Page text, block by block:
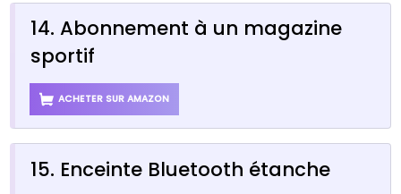
14. Abonnement à un magazine
sportif
ACHETER SUR AMAZON
15. Enceinte Bluetooth étanche